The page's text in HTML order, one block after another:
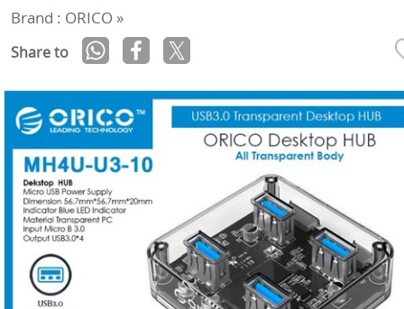
Brand : ORICO »
Share to